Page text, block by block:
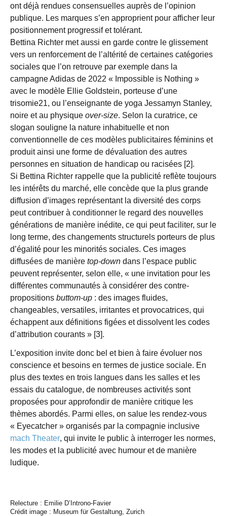
ont déjà rendues consensuelles auprès de l’opinion
publique. Les marques s’en approprient pour afficher leur
positionnement progressif et tolérant.
Bettina Richter met aussi en garde contre le glissement
vers un renforcement de l’altérité de certaines catégories
sociales que l’on retrouve par exemple dans la
campagne Adidas de 2022 « Impossible is Nothing »
avec le modèle Ellie Goldstein, porteuse d’une
trisomie21, ou l’enseignante de yoga Jessamyn Stanley,
noire et au physique over-size. Selon la curatrice, ce
slogan souligne la nature inhabituelle et non
conventionnelle de ces modèles publicitaires féminins et
produit ainsi une forme de dévaluation des autres
personnes en situation de handicap ou racisées [2].
Si Bettina Richter rappelle que la publicité reflète toujours
les intérêts du marché, elle concède que la plus grande
diffusion d’images représentant la diversité des corps
peut contribuer à conditionner le regard des nouvelles
générations de manière inédite, ce qui peut faciliter, sur le
long terme, des changements structurels porteurs de plus
d’égalité pour les minorités sociales. Ces images
diffusées de manière top-down dans l’espace public
peuvent représenter, selon elle, « une invitation pour les
différentes communautés à considérer des contre-
propositions buttom-up : des images fluides,
changeables, versatiles, irritantes et provocatrices, qui
échappent aux définitions figées et dissolvent les codes
d’attribution courants » [3].
L’exposition invite donc bel et bien à faire évoluer nos
conscience et besoins en termes de justice sociale. En
plus des textes en trois langues dans les salles et les
essais du catalogue, de nombreuses activités sont
proposées pour approfondir de manière critique les
thèmes abordés. Parmi elles, on salue les rendez-vous
« Eyecatcher » organisés par la compagnie inclusive
mach Theater, qui invite le public à interroger les normes,
les modes et la publicité avec humour et de manière
ludique.
Relecture : Emilie D’Introno-Favier
Crédit image : Museum für Gestaltung, Zurich